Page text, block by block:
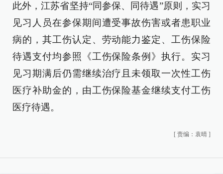
此外，江苏省坚持“同参保、同待遇”原则，实习
见习人员在参保期间遭受事故伤害或者患职业
病的，其工伤认定、劳动能力鉴定、工伤保险
待遇支付均参照《工伤保险条例》执行。实习
见习期满后仍需继续治疗且未领取一次性工伤
医疗补助金的，由工伤保险基金继续支付工伤
医疗待遇。
[ 责编：袁晴 ]